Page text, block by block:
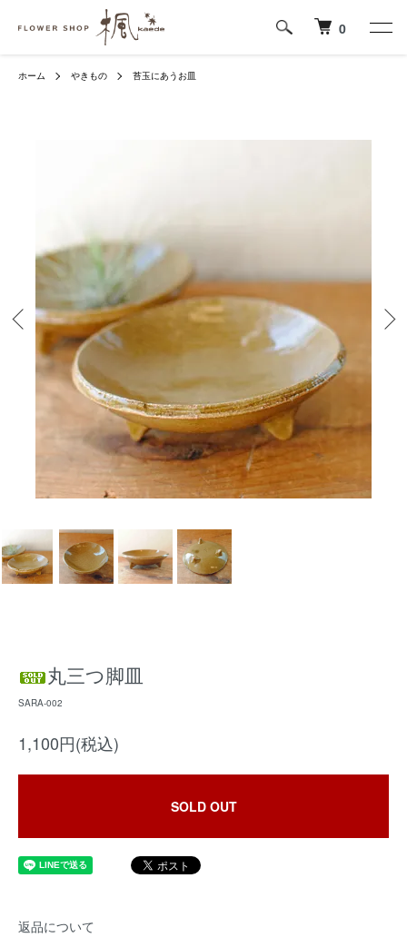
0
ホーム やきもの 苔玉にあうお皿
丸三つ脚皿
SARA-002
1,100円(税込)
SOLD OUT
返品について